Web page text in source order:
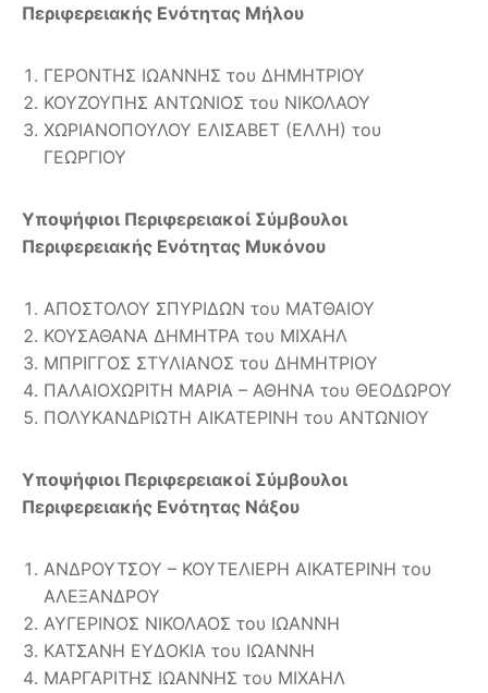
Περιφερειακής Ενότητας Μήλου
ΓΕΡΟΝΤΗΣ ΙΩΑΝΝΗΣ του ΔΗΜΗΤΡΙΟΥ
ΚΟΥΖΟΥΠΗΣ ΑΝΤΩΝΙΟΣ του ΝΙΚΟΛΑΟΥ
ΧΩΡΙΑΝΟΠΟΥΛΟΥ ΕΛΙΣΑΒΕΤ (ΕΛΛΗ) του
ΓΕΩΡΓΙΟΥ
Υποψήφιοι Περιφερειακοί Σύμβουλοι
Περιφερειακής Ενότητας Μυκόνου
ΑΠΟΣΤΟΛΟΥ ΣΠΥΡΙΔΩΝ του ΜΑΤΘΑΙΟΥ
ΚΟΥΣΑΘΑΝΑ ΔΗΜΗΤΡΑ του ΜΙΧΑΗΛ
ΜΠΡΙΓΓΟΣ ΣΤΥΛΙΑΝΟΣ του ΔΗΜΗΤΡΙΟΥ
ΠΑΛΑΙΟΧΩΡΙΤΗ ΜΑΡΙΑ – ΑΘΗΝΑ του ΘΕΟΔΩΡΟΥ
ΠΟΛΥΚΑΝΔΡΙΩΤΗ ΑΙΚΑΤΕΡΙΝΗ του ΑΝΤΩΝΙΟΥ
Υποψήφιοι Περιφερειακοί Σύμβουλοι
Περιφερειακής Ενότητας Νάξου
ΑΝΔΡΟΥΤΣΟΥ – ΚΟΥΤΕΛΙΕΡΗ ΑΙΚΑΤΕΡΙΝΗ του
ΑΛΕΞΑΝΔΡΟΥ
ΑΥΓΕΡΙΝΟΣ ΝΙΚΟΛΑΟΣ του ΙΩΑΝΝΗ
ΚΑΤΣΑΝΗ ΕΥΔΟΚΙΑ του ΙΩΑΝΝΗ
ΜΑΡΓΑΡΙΤΗΣ ΙΩΑΝΝΗΣ του ΜΙΧΑΗΛ